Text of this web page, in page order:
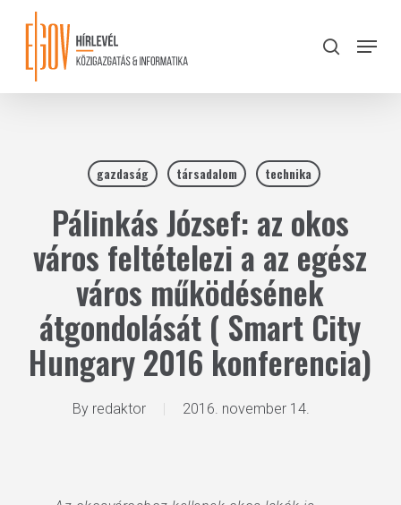
content
search
Menu
gazdaság társadalom technika
Pálinkás József: az okos
város feltételezi a az egész
város működésének
átgondolását ( Smart City
Hungary 2016 konferencia)
By redaktor 2016. november 14.
Close